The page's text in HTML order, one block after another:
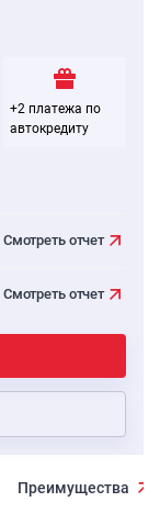
+2 платежа по
автокредиту
Смотреть отчет
Смотреть отчет
Преимущества